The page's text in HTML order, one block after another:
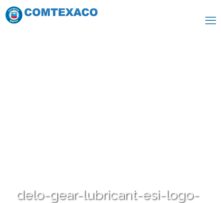
delo-gear-lubricant-esi-logo-